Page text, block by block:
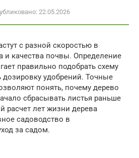
22.05.2026
с разной скоростью в
и качества почвы. Определение
правильно подобрать схему
дозировку удобрений. Точные
понять, почему дерево
сбрасывать листья раньше
расчет лет жизни дерева
садоводство в
за садом.